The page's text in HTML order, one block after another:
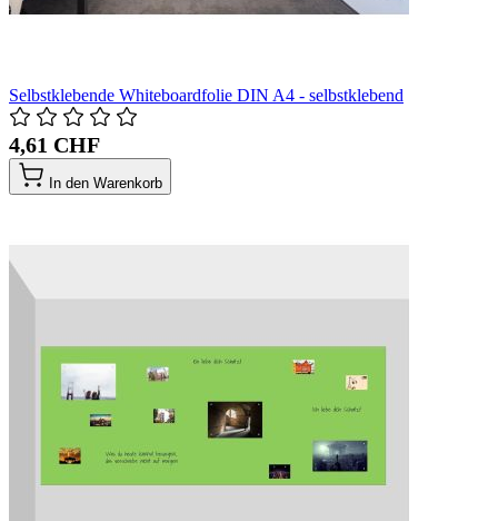
Selbstklebende Whiteboardfolie DIN A4 - selbstklebend
4,61 CHF
In den Warenkorb